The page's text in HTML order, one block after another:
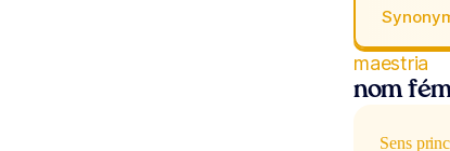
maestria
nom
Sens